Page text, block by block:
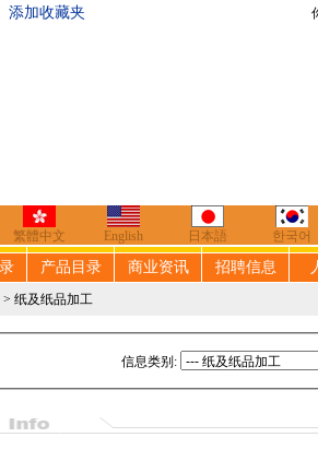
添加收藏夹 你好，欢迎来到
繁體中文 English 日本語 한국어
产品目录 商业资讯 招聘信息
> 纸及纸品加工
信息类别: